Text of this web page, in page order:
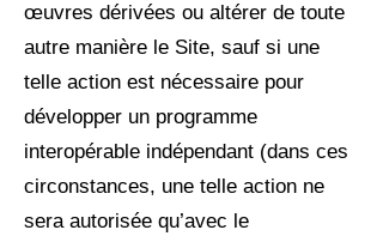
œuvres dérivées ou altérer de toute
autre manière le Site, sauf si une
telle action est nécessaire pour
développer un programme
interopérable indépendant (dans ces
circonstances, une telle action ne
sera autorisée qu’avec le